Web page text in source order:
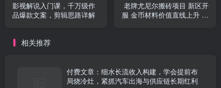
影视解说入门课，千万级作
品爆款文案，剪辑思路详解
老牌尤尼尔搬砖项目 新区开
服 金币材料价值直线上升 可
相关推荐
付费文章：细水长流收入构建，学会提前布
局烧冷灶，紧抓汽车出海与供应链长期红利